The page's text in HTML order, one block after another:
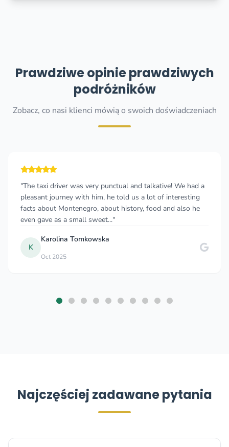
Prawdziwe opinie prawdziwych
podróżników
Zobacz, co nasi klienci mówią o swoich doświadczeniach
was very punctual and talkative! We had a
with him, he told us a lot of interesting
Montenegro, about history, food and also he
as a small sweet..."
Tomkowska
"Really
and the
friendly
C
Najczęściej zadawane pytania